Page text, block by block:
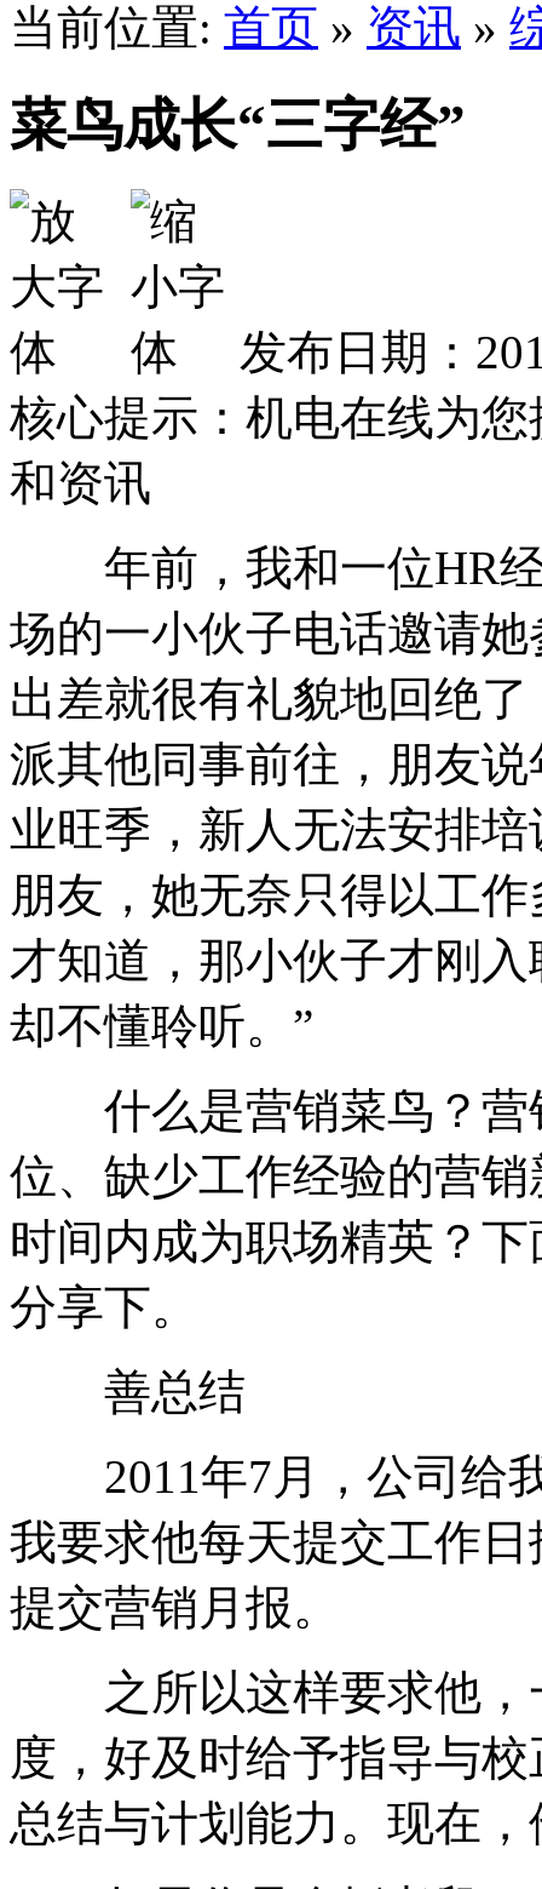
当前位置: 首页 » 资讯 »
菜鸟成长“三字经”
发布日期：
核心提示：机电在线为
和资讯
年前，我和一位HR经
场的一小伙子电话邀请
出差就很有礼貌地回绝
派其他同事前往，朋友
业旺季，新人无法安排
朋友，她无奈只得以工
才知道，那小伙子才刚
却不懂聆听。”
什么是营销菜鸟？营
位、缺少工作经验的营
时间内成为职场精英？
分享下。
善总结
2011年7月，公司给
我要求他每天提交工作
提交营销月报。
之所以这样要求他，
度，好及时给予指导与
总结与计划能力。现在